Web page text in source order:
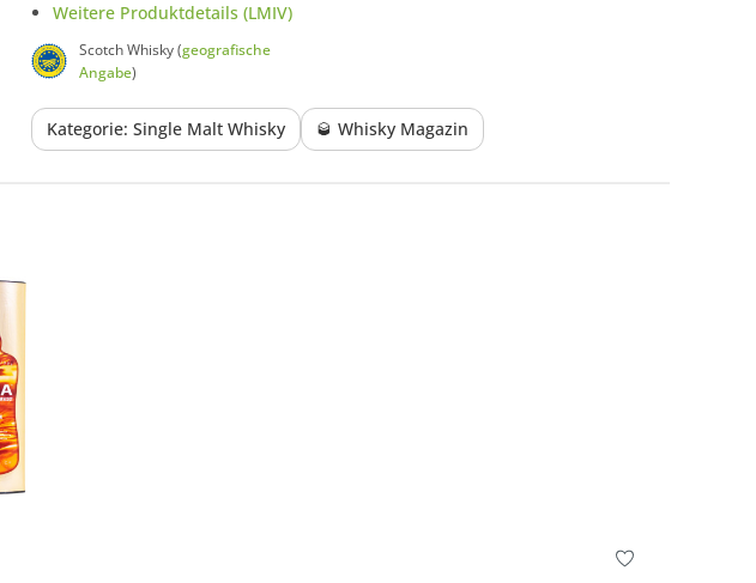
Weitere Produktdetails (LMIV)
Scotch Whisky (geografische
Angabe)
Kategorie: Single Malt Whisky 🥃 Whisky Magazin